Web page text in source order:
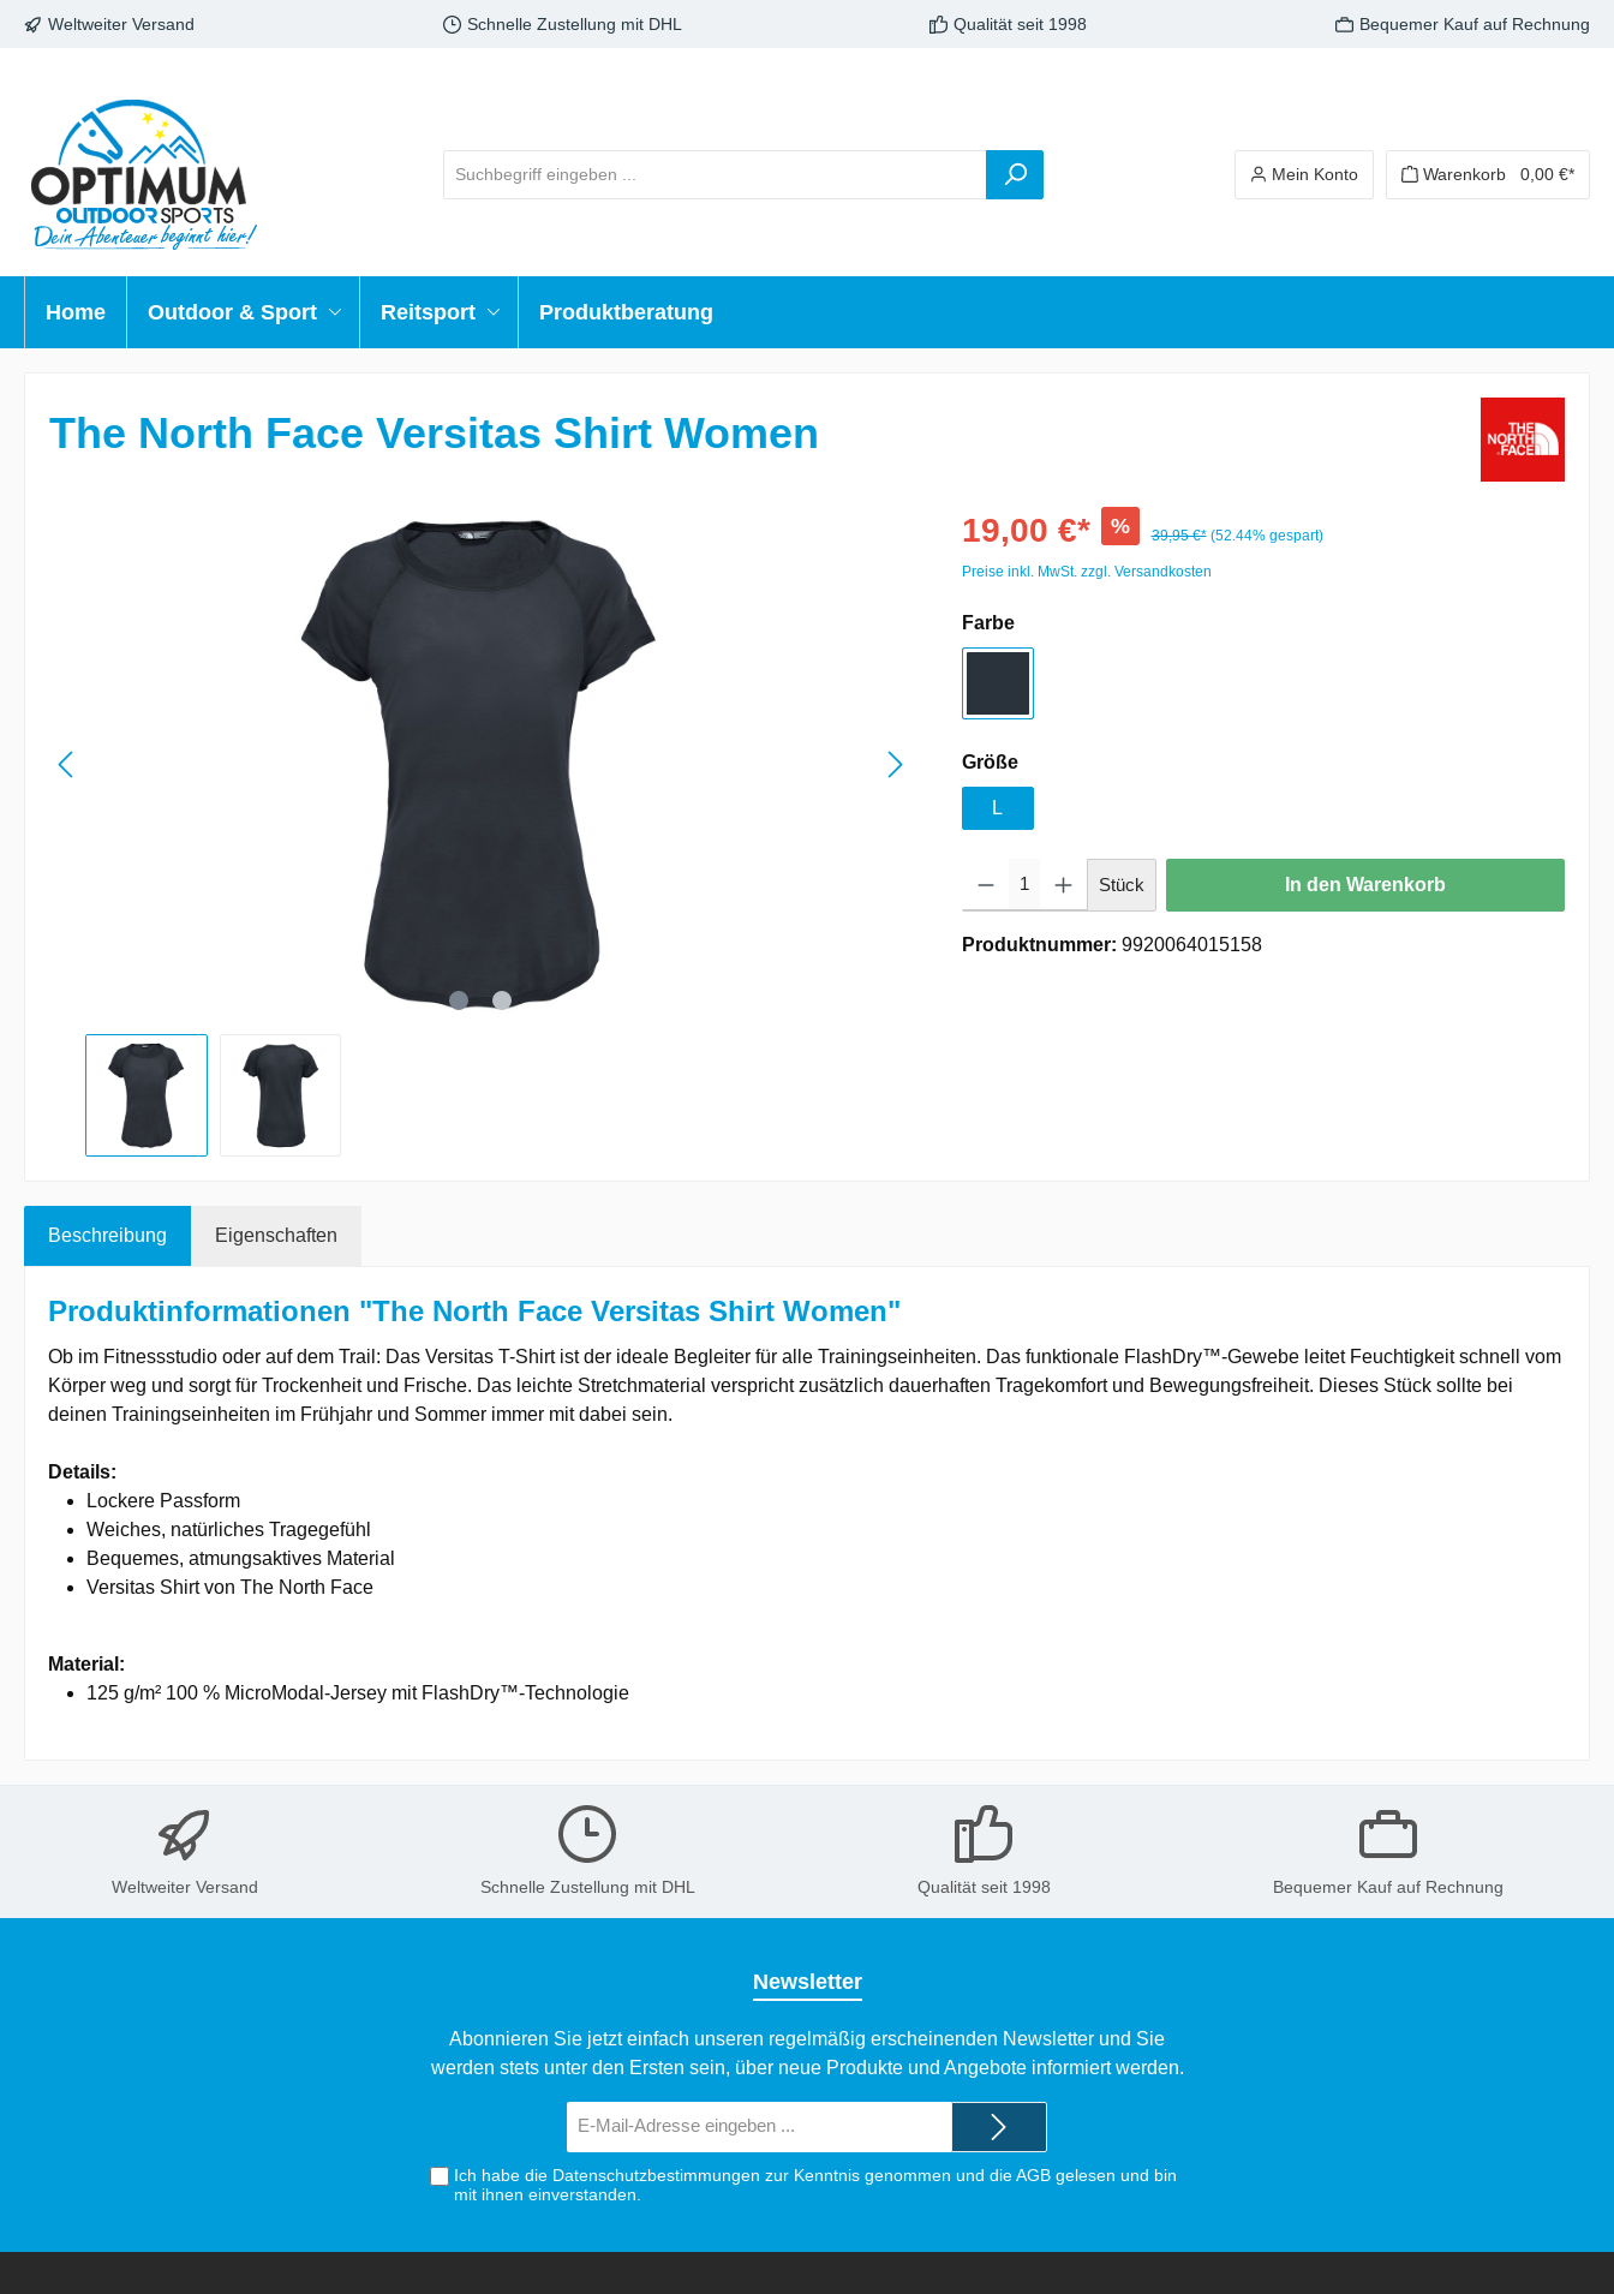
Weltweiter Versand Schnelle Zustellung mit DHL Qualität seit 1998 Bequemer Kauf auf Rechnung
Mein Konto Warenkorb 0,00 €*
Home Outdoor & Sport Reitsport Produktberatung
The North Face Versitas Shirt Women
19,00 €* % 39,95 €* (52.44% gespart)
Preise inkl. MwSt. zzgl. Versandkosten
Farbe
Größe
L
Stück In den Warenkorb
Produktnummer: 9920064015158
Beschreibung Eigenschaften
Produktinformationen "The North Face Versitas Shirt Women"
Ob im Fitnessstudio oder auf dem Trail: Das Versitas T-Shirt ist der ideale Begleiter für alle Trainingseinheiten. Das funktionale FlashDry™-Gewebe leitet Feuchtigkeit schnell vom
Körper weg und sorgt für Trockenheit und Frische. Das leichte Stretchmaterial verspricht zusätzlich dauerhaften Tragekomfort und Bewegungsfreiheit. Dieses Stück sollte bei
deinen Trainingseinheiten im Frühjahr und Sommer immer mit dabei sein.
Details:
Lockere Passform
Weiches, natürliches Tragegefühl
Bequemes, atmungsaktives Material
Versitas Shirt von The North Face
Material:
125 g/m² 100 % MicroModal-Jersey mit FlashDry™-Technologie
Weltweiter Versand Schnelle Zustellung mit DHL Qualität seit 1998 Bequemer Kauf auf Rechnung
Newsletter
Abonnieren Sie jetzt einfach unseren regelmäßig erscheinenden Newsletter und Sie
werden stets unter den Ersten sein, über neue Produkte und Angebote informiert werden.
Mail-
Adresse*
Ich habe die Datenschutzbestimmungen zur Kenntnis genommen und dieAGB gelesen und bin
mit ihnen einverstanden.